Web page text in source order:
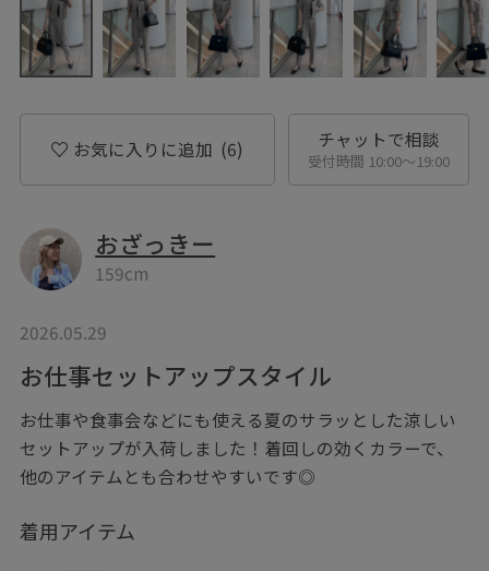
お気に入りに追加 (6) チャットで相談
受付時間 10:00〜19:00
おざっきー
159cm
2026.05.29
お仕事セットアップスタイル
お仕事や食事会などにも使える夏のサラッとした涼しい
セットアップが入荷しました！着回しの効くカラーで、
他のアイテムとも合わせやすいです◎
着用アイテム